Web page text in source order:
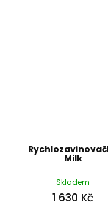
Milk
Skladem
1 630 Kč